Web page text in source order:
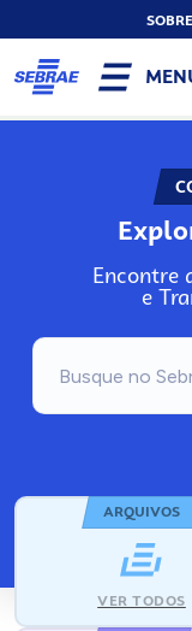
SOBRE
Encontre
e
ARQUIVOS
VER TODOS